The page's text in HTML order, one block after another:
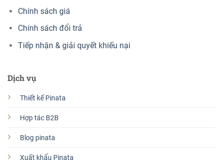
Chính sách giá
Chính sách đổi trả
Tiếp nhận & giải quyết khiếu nại
Dịch vụ
Thiết kế Pinata
Hợp tác B2B
Blog pinata
Xuất khẩu Pinata